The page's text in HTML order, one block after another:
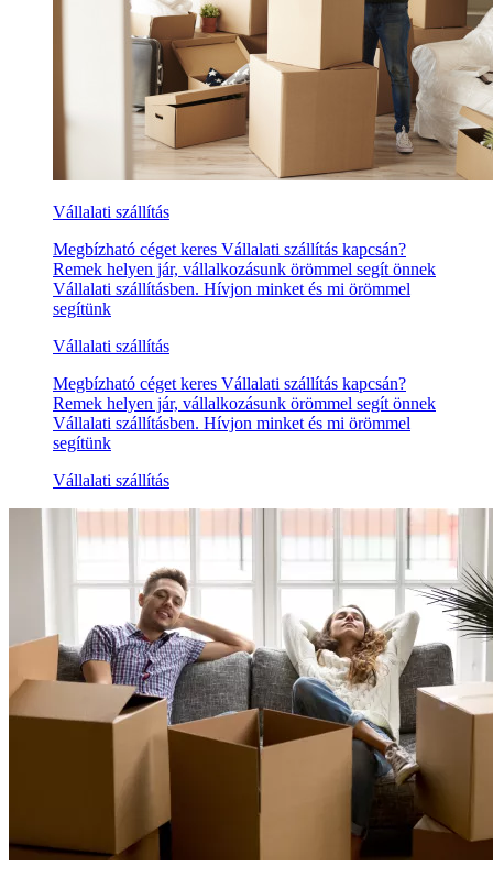
Vállalati szállítás
Megbízható céget keres Vállalati szállítás kapcsán?
Remek helyen jár, vállalkozásunk örömmel segít önnek
Vállalati szállításben. Hívjon minket és mi örömmel
segítünk
Vállalati szállítás
Megbízható céget keres Vállalati szállítás kapcsán?
Remek helyen jár, vállalkozásunk örömmel segít önnek
Vállalati szállításben. Hívjon minket és mi örömmel
segítünk
Vállalati szállítás